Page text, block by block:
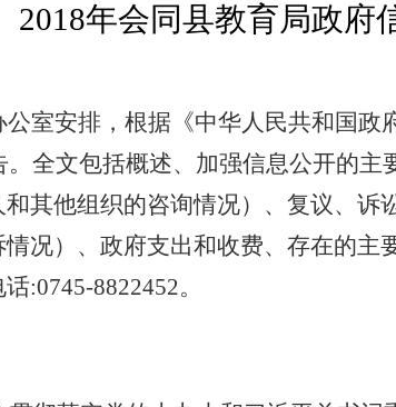
2018年会同县教育局政府
室安排， 根据《中华人民共和国政
全文包括概述、加强信息公开的
其他组织的咨询情况）、复议、
况）、政府支出和收费、存在的
话:0745-8822452。